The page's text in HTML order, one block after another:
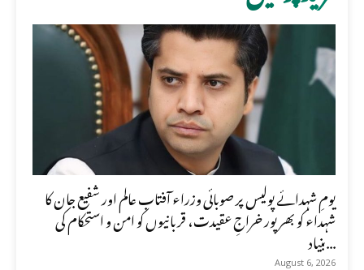
یومِ شہدائے پولیس پر صوبائی وزراء آفتاب عالم اور شفیع جان کا
شہداء کو بھرپور خراجِ عقیدت، قربانیوں کو امن و استحکام کی
بنیاد...
August 6, 2026